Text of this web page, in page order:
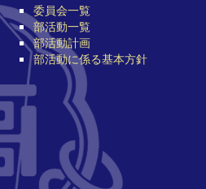
委員会一覧
部活動一覧
部活動計画
部活動に係る基本方針